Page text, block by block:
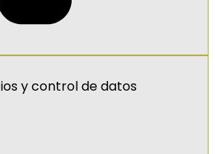
y control de datos